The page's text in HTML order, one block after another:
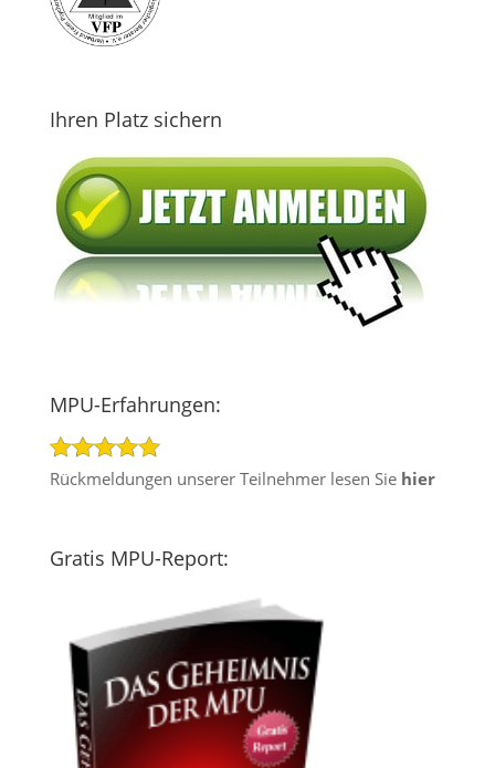
Ihren Platz sichern
MPU-Erfahrungen:
Rückmeldungen unserer Teilnehmer lesen Sie hier
Gratis MPU-Report: